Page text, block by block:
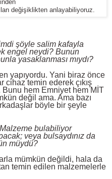
değişiklikten anlayabiliyoruz.
şöyle salim kafayla
engel neydi? Bunun
yasaklanması mıydı?
yapıyordu. Yani biraz önce
cihaz temin ederek çıkış
Bunu hem Emniyet hem MİT
değil ama. Ama bazı
böyle bir şeyle
bulabiliyor
veya bulsaydınız da
müydü?
mümkün değildi, hala da
temin edilen malzemelerle